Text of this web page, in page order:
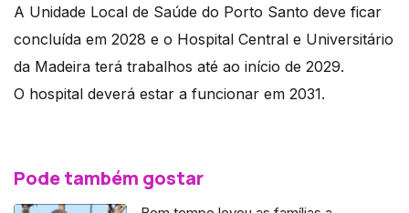
A Unidade Local de Saúde do Porto Santo deve ficar
concluída em 2028 e o Hospital Central e Universitário
da Madeira terá trabalhos até ao início de 2029.
O hospital deverá estar a funcionar em 2031.
Pode também gostar